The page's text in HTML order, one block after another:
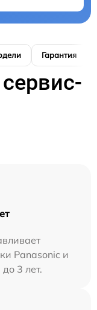
Гарантия
Panasonic и
3 лет.